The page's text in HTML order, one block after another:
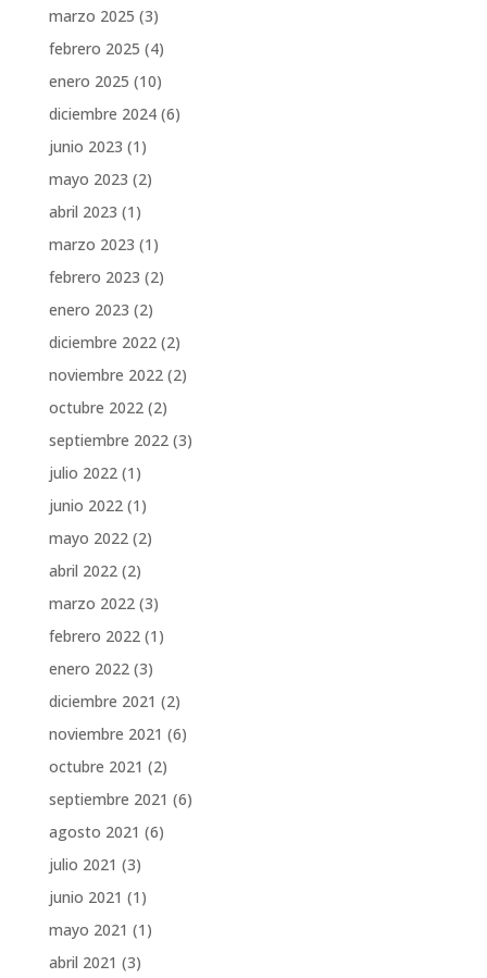
marzo 2025 (3)
febrero 2025 (4)
enero 2025 (10)
diciembre 2024(6)
junio 2023 (1)
mayo 2023 (2)
abril 2023 (1)
marzo 2023 (1)
febrero 2023 (2)
enero 2023 (2)
diciembre 2022(2)
noviembre 2022(2)
octubre 2022(2)
septiembre 2022(3)
julio 2022(1)
junio 2022(1)
mayo 2022(2)
abril 2022(2)
marzo 2022(3)
febrero 2022(1)
enero 2022(3)
diciembre 2021 (2)
noviembre 2021 (6)
octubre 2021 (2)
septiembre 2021 (6)
agosto 2021 (6)
julio 2021 (3)
junio 2021 (1)
mayo 2021 (1)
abril 2021 (3)